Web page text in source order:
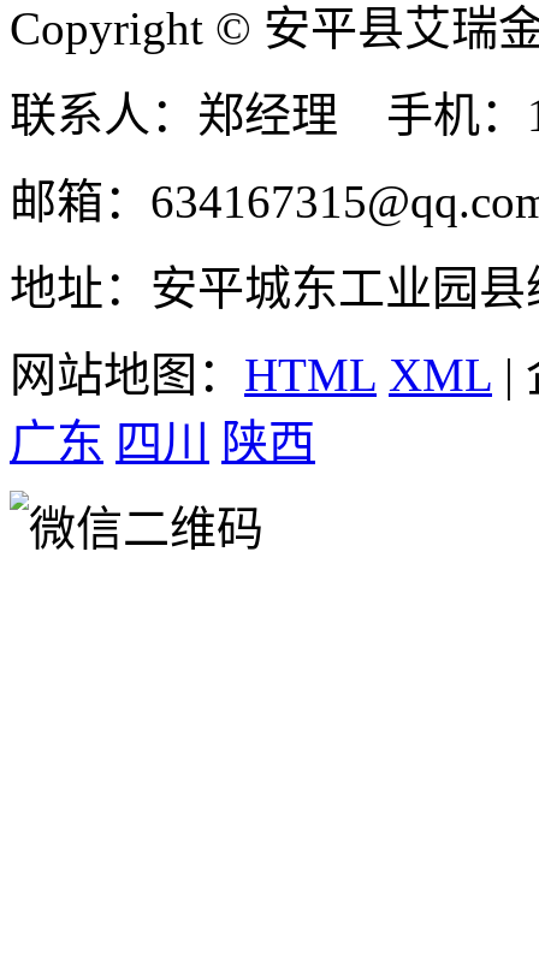
Copyright © 安平县艾瑞
联系人：郑经理 手机：
邮箱：
地址：安平城东工业园县
网站地图： HTML XML |
广东 四川 陕西